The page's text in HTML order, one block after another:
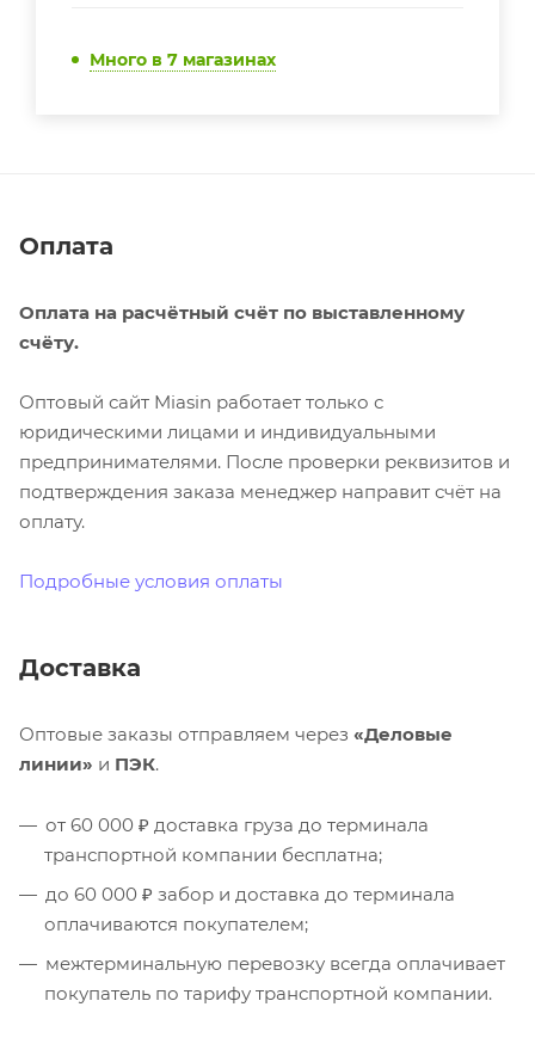
Много в 7 магазинах
Оплата
Оплата на расчётный счёт по выставленному
счёту.
Оптовый сайт Miasin работает только с
юридическими лицами и индивидуальными
предпринимателями. После проверки реквизитов и
подтверждения заказа менеджер направит счёт на
оплату.
Подробные условия оплаты
Доставка
Оптовые заказы отправляем через «Деловые
линии» и ПЭК.
от 60 000 ₽ доставка груза до терминала
транспортной компании бесплатна;
до 60 000 ₽ забор и доставка до терминала
оплачиваются покупателем;
межтерминальную перевозку всегда оплачивает
покупатель по тарифу транспортной компании.